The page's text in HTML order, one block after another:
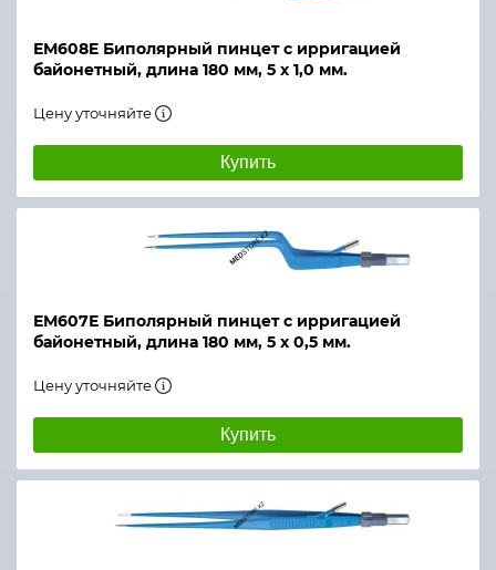
ЕМ608E Биполярный пинцет с ирригацией
байонетный, длина 180 мм, 5 х 1,0 мм.
Цену уточняйте
Купить
ЕМ607Е Биполярный пинцет с ирригацией
байонетный, длина 180 мм, 5 х 0,5 мм.
Цену уточняйте
Купить